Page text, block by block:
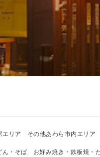
エリア その他あわら市内エリア
ん・そば お好み焼き・鉄板焼・